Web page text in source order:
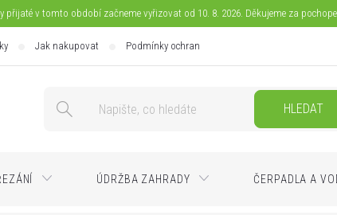
v tomto období začneme vyřizovat od 10. 8. 2026. Děkujeme za
Jak nakupovat Podmínky ochrany osobních údajů
HLEDAT
ÚDRŽBA ZAHRADY ČERPADLA A